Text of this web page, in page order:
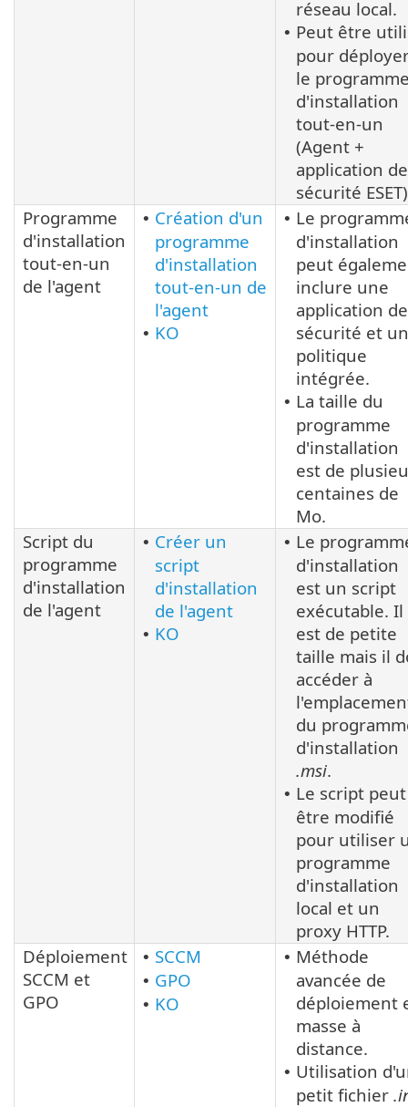
réseau local.
• Peut être
pour
le
d'installation
tout-en-un
(Agent +
application de
sécurité ESET)
Programme
d'installation
tout-en-un
de l'agent
• Création d'un
programme
d'installation
tout-en-un de
l'agent
• KO
• Le
d'installation
peut
inclure une
application de
sécurité et
politique
intégrée.
• La taille du
programme
d'installation
est de
centaines de
Mo.
Script du
programme
d'installation
de l'agent
• Créer un
script
d'installation
de l'agent
• KO
• Le
d'installation
est un script
exécutable. Il
est de petite
taille mais il
accéder à
du
d'installation
.msi.
• Le script peut
être modifié
pour utiliser
programme
d'installation
local et un
proxy HTTP.
Déploiement
SCCM et
GPO
• SCCM
• GPO
• KO
• Méthode
avancée de
déploiement
masse à
distance.
• Utilisation
petit fichier